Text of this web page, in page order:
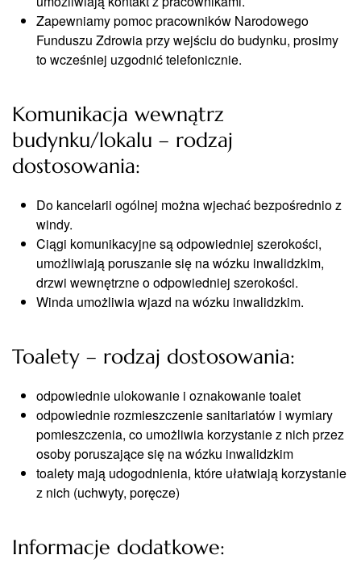
Zapewniamy pomoc pracowników Narodowego
Funduszu Zdrowia przy wejściu do budynku, prosimy
to wcześniej uzgodnić telefonicznie.
Komunikacja wewnątrz
budynku/lokalu – rodzaj
dostosowania:
Do kancelarii ogólnej można wjechać bezpośrednio z
windy.
Ciągi komunikacyjne są odpowiedniej szerokości,
umożliwiają poruszanie się na wózku inwalidzkim,
drzwi wewnętrzne o odpowiedniej szerokości.
Winda umożliwia wjazd na wózku inwalidzkim.
Toalety – rodzaj dostosowania:
odpowiednie ulokowanie i oznakowanie toalet
odpowiednie rozmieszczenie sanitariatów i wymiary
pomieszczenia, co umożliwia korzystanie z nich przez
osoby poruszające się na wózku inwalidzkim
toalety mają udogodnienia, które ułatwiają korzystanie
z nich (uchwyty, poręcze)
Informacje dodatkowe: